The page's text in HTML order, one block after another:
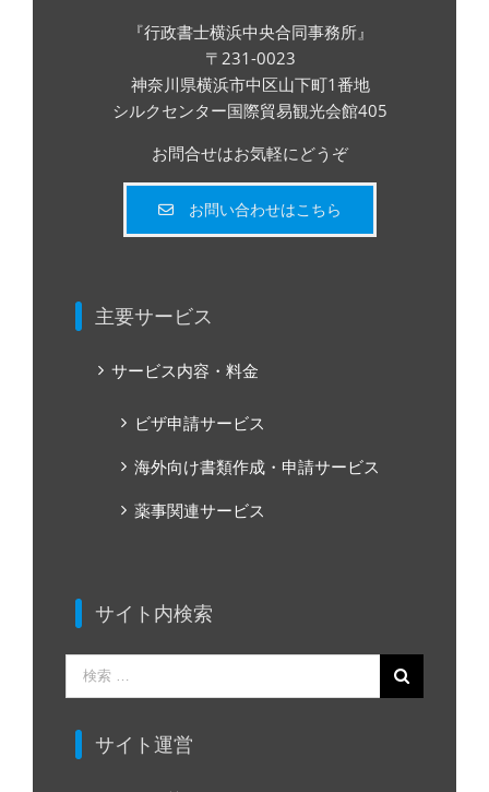
『行政書士横浜中央合同事務所』
〒231-0023
神奈川県横浜市中区山下町1番地
シルクセンター国際貿易観光会館405
お問合せはお気軽にどうぞ
お問い合わせはこちら
主要サービス
サービス内容・料金
ビザ申請サービス
海外向け書類作成・申請サービス
薬事関連サービス
サイト内検索
索
サイト運営